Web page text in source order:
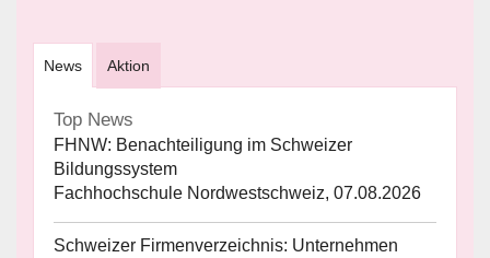
News Aktion
Top News
FHNW: Benachteiligung im Schweizer
Bildungssystem
Fachhochschule Nordwestschweiz, 07.08.2026
Schweizer Firmenverzeichnis: Unternehmen